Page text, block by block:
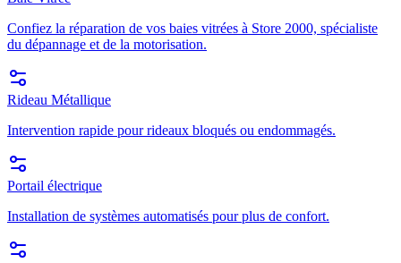
Confiez la réparation de vos baies vitrées à Store 2000, spécialiste
du dépannage et de la motorisation.
Rideau Métallique
Intervention rapide pour rideaux bloqués ou endommagés.
Portail électrique
Installation de systèmes automatisés pour plus de confort.